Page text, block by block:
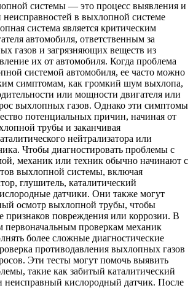
системы — это процесс выявления и
неисправностей в выхлопной системе
система является критическим
автомобиля, ответственным за
газов и загрязняющих веществ из
их от автомобиля. Когда проблема
системой автомобиля, ее часто можно
симптомам, как громкий шум выхлопа,
или мощности двигателя или
выхлопных газов. Однако эти симптомы
потенциальных причин, начиная от
трубы и заканчивая
нейтрализатора или
Чтобы диагностировать проблемы с
механик или техник обычно начинают с
выхлопной системы, включая
глушитель, каталитический
датчики. Они также могут
осмотр выхлопной трубы, чтобы
признаков повреждения или коррозии. В
первоначальным проверкам механик
более сложные диагностические
противодавления выхлопных газов
Эти тесты могут помочь выявить
такие как забитый каталитический
неисправный кислородный датчик. После